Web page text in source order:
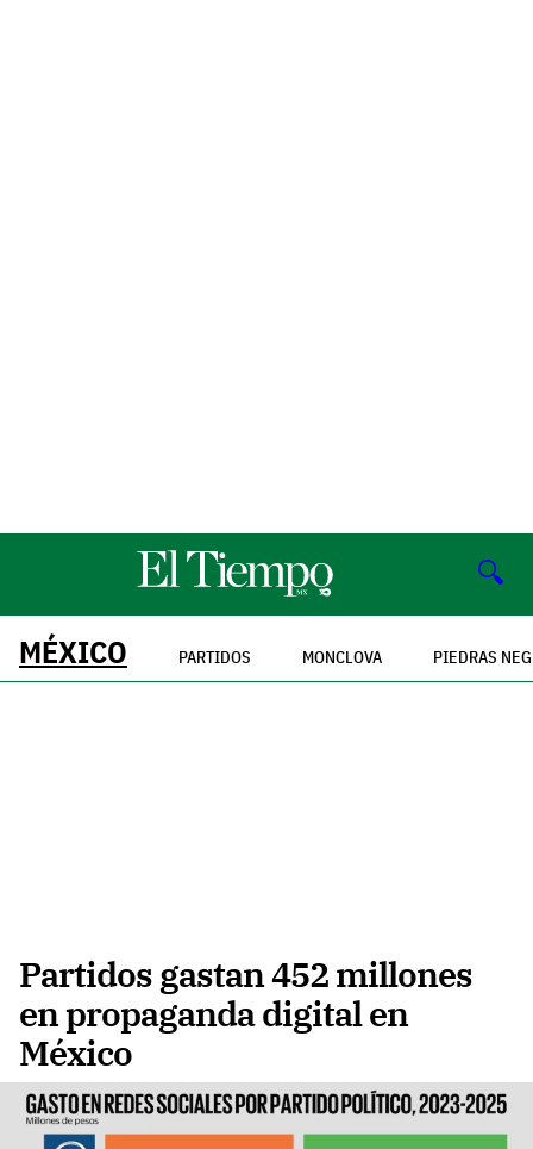
🔍
MÉXICO PARTIDOS MONCLOVA PIEDRAS
Partidos gastan 452 millones
en propaganda digital en
México